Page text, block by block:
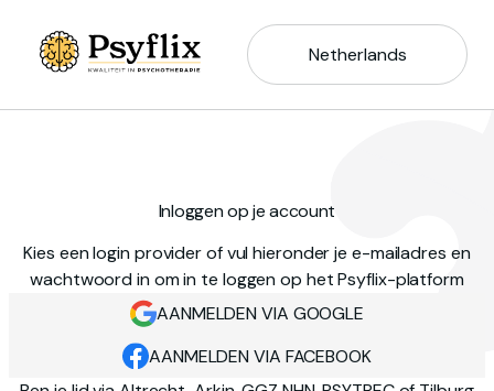
Netherlands
Inloggen op je account
Kies een login provider of vul hieronder je e-mailadres en
wachtwoord in om in te loggen op het Psyflix-platform
AANMELDEN VIA GOOGLE
AANMELDEN VIA FACEBOOK